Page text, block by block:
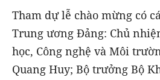
Tham dự lễ chào mừng có
Trung ương Đảng: Chủ
học, Công nghệ và Môi
Quang Huy; Bộ trưởng Bộ